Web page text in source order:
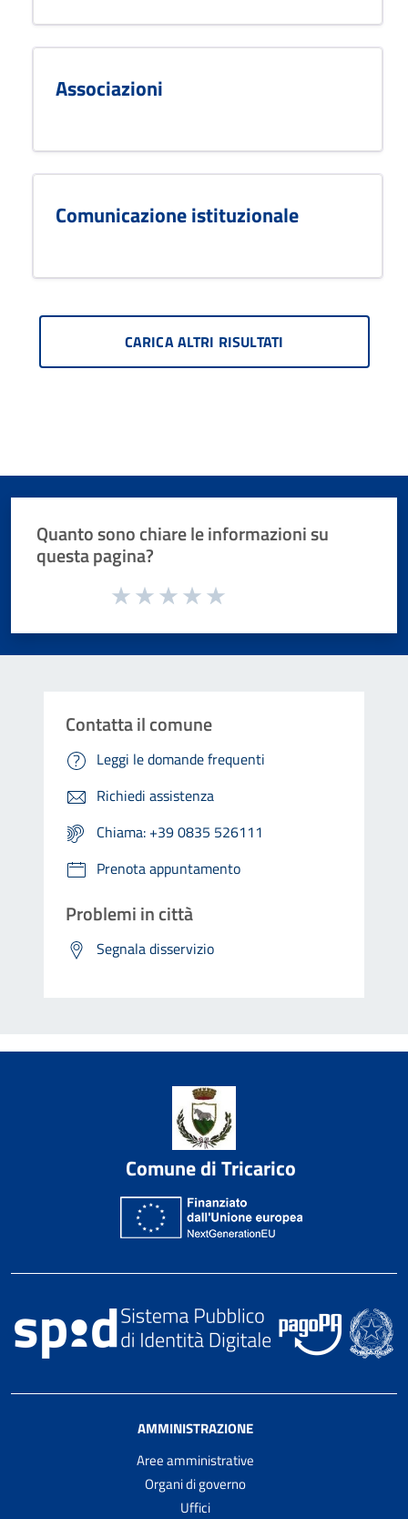
Associazioni
Comunicazione istituzionale
CARICA ALTRI RISULTATI
Quanto sono chiare le informazioni su
questa pagina?
Valuta da 1 a 5 stelle la pagina
Contatta il comune
Leggi le domande frequenti
Richiedi assistenza
Chiama: +39 0835 526111
Prenota appuntamento
Problemi in città
Segnala disservizio
Comune di Tricarico
AMMINISTRAZIONE
Aree amministrative
Organi di governo
Uffici